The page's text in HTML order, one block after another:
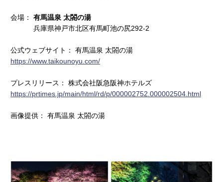
会場： 有馬温泉 太閤の湯
兵庫県神戸市北区有馬町池の尻292­-2
公式ウェブサイト： 有馬温泉 太閤の湯
https://www.taikounoyu.com/
プレスリリース： 株式会社阪急阪神ホテルズ
https://prtimes.jp/main/html/rd/p/000002752.000002504.html
画像提供： 有馬温泉 太閤の湯